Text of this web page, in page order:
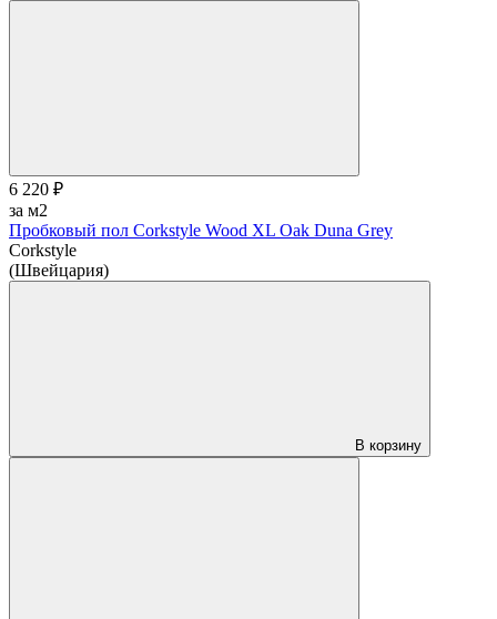
6 220 ₽
за м2
Пробковый пол Corkstyle Wood XL Oak Duna Grey
Corkstyle
(Швейцария)
В корзину